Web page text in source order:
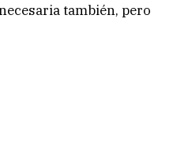
también, pero